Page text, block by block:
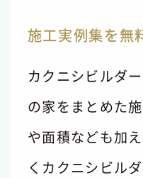
施工実例集を無
カクニシビルダ
の家をまとめた
や面積なども加
くカクニシビル